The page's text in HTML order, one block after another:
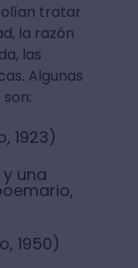
tratar
la razón
las
Algunas
1923)
una
1950)